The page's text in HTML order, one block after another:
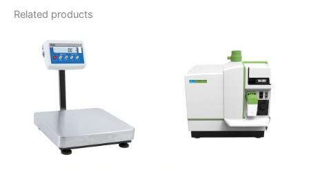
Related products